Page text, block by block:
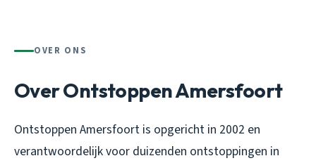
OVER ONS
Over Ontstoppen Amersfoort
Ontstoppen Amersfoort is opgericht in 2002 en
verantwoordelijk voor duizenden ontstoppingen in